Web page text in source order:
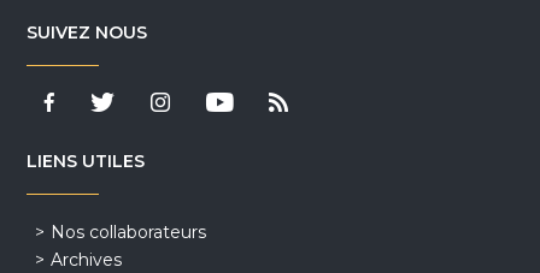
SUIVEZ NOUS
LIENS UTILES
Nos collaborateurs
Archives